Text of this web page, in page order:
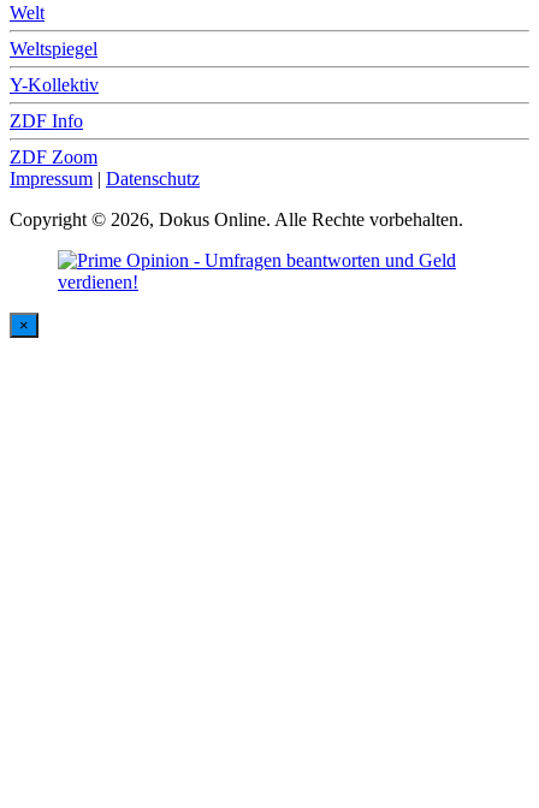
Welt
Weltspiegel
Y-Kollektiv
ZDF Info
ZDF Zoom
Impressum | Datenschutz
Copyright © 2026, Dokus Online. Alle Rechte vorbehalten.
×